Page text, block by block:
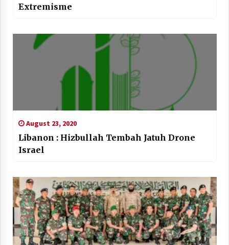
Extremisme
August 23, 2020
Libanon : Hizbullah Tembah Jatuh Drone
Israel